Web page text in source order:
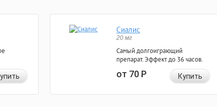
Сиалис
20 мг
Самый долгоиграющий
препарат. Эффект до 36 часов.
от 70Р Купить